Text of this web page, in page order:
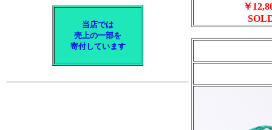
当店では
売上の一部を
寄付しています
￥